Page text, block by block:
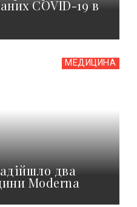
COVID-19 в
МЕДИЦИНА
два
Moderna